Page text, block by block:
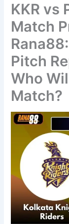
KKR vs
Match
Pitch
Who
Match?